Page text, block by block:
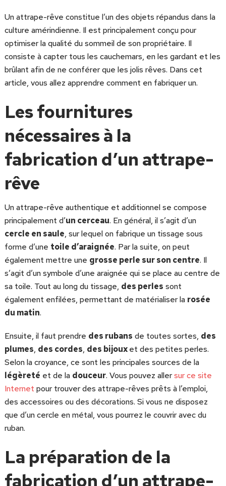
Un attrape-rêve constitue l’un des objets répandus dans la
culture amérindienne. Il est principalement conçu pour
optimiser la qualité du sommeil de son propriétaire. Il
consiste à capter tous les cauchemars, en les gardant et les
brûlant afin de ne conférer que les jolis rêves. Dans cet
article, vous allez apprendre comment en fabriquer un.
Les fournitures
nécessaires à la
fabrication d’un attrape-
rêve
Un attrape-rêve authentique et additionnel se compose
principalement d’un cerceau. En général, il s’agit d’un
cercle en saule, sur lequel on fabrique un tissage sous
forme d’une toile d’araignée. Par la suite, on peut
également mettre une grosse perle sur son centre. Il
s’agit d’un symbole d’une araignée qui se place au centre de
sa toile. Tout au long du tissage, des perles sont
également enfilées, permettant de matérialiser la rosée
du matin.
Ensuite, il faut prendre des rubans de toutes sortes, des
plumes, des cordes, des bijouxet des petites perles.
Selon la croyance, ce sont les principales sources de la
légèreté et de la douceur. Vous pouvez allersur ce site
Internet pour trouver des attrape-rêves prêts à l’emploi,
des accessoires ou des décorations. Si vous ne disposez
que d’un cercle en métal, vous pourrez le couvrir avec du
ruban.
La préparation de la
fabrication d’un attrape-